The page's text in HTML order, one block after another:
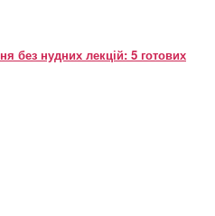
без нудних лекцій: 5 готових